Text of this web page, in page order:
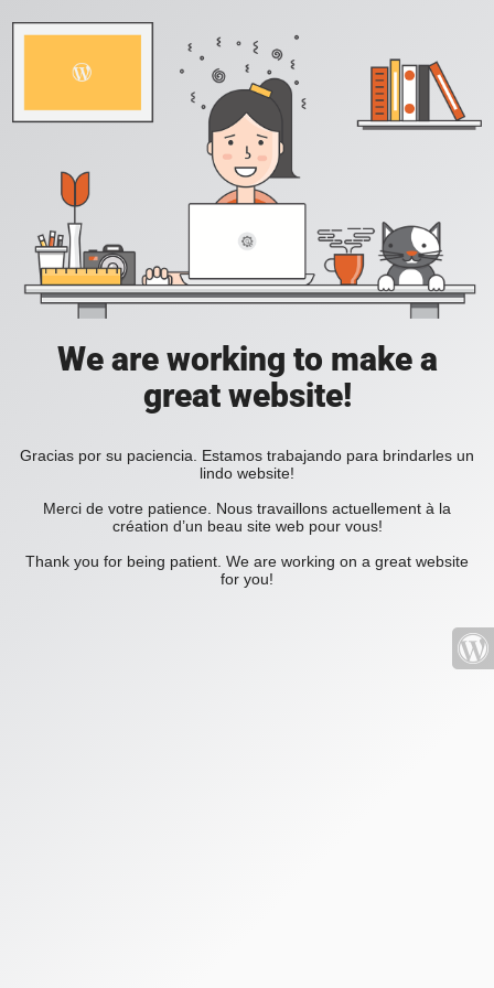
We are working to make a
great website!
Gracias por su paciencia. Estamos trabajando para brindarles un
lindo website!
Merci de votre patience. Nous travaillons actuellement à la
création d’un beau site web pour vous!
Thank you for being patient. We are working on a great website
for you!